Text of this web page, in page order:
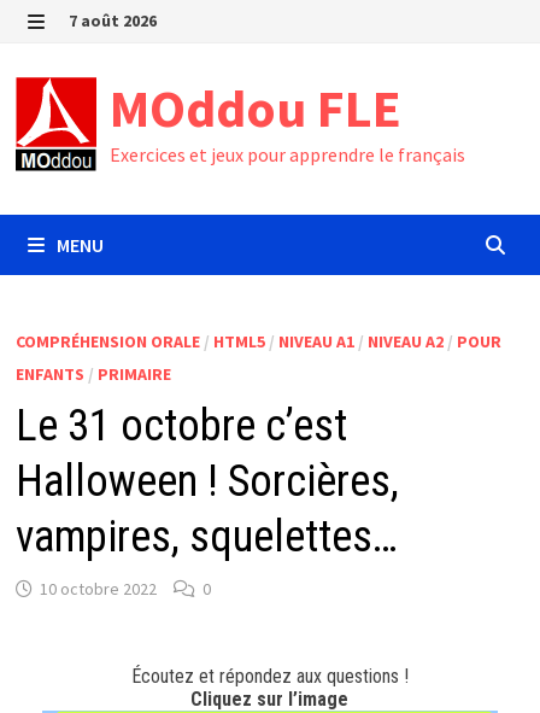
Passer
contenu
7 août 2026
MOddou FLE
Exercices et jeux pour apprendre le français
MENU
COMPRÉHENSION ORALE/ HTML5/ NIVEAU A1/ NIVEAU A2/ POUR
ENFANTS / PRIMAIRE
Le 31 octobre c’est
Halloween ! Sorcières,
vampires, squelettes…
10 octobre 2022 0
Écoutez et répondez aux questions !
Cliquez sur l’image